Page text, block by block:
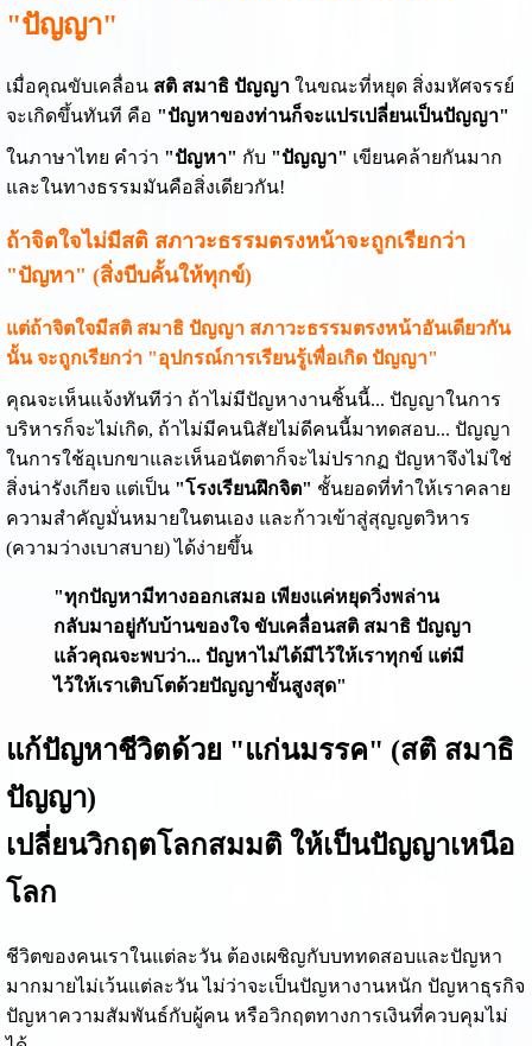
"ปัญญา"
เมื่อคุณขับเคลื่อน สติ สมาธิ ปัญญาในขณะที่หยุด สิ่งมหัศจรรย์
จะเกิดขึ้นทันที คือ "ปัญหาของท่านก็จะแปรเปลี่ยนเป็นปัญญา"
ในภาษาไทย คำว่า "ปัญหา" กับ "ปัญญา" เขียนคล้ายกันมาก
และในทางธรรมมันคือสิ่งเดียวกัน!
ถ้าจิตใจไม่มีสติ สภาวะธรรมตรงหน้าจะถูกเรียกว่า
"ปัญหา" (สิ่งบีบคั้นให้ทุกข์)
แต่ถ้าจิตใจมีสติ สมาธิ ปัญญา สภาวะธรรมตรงหน้าอันเดียวกัน
นั้น จะถูกเรียกว่า "อุปกรณ์การเรียนรู้เพื่อเกิด ปัญญา"
คุณจะเห็นแจ้งทันทีว่า ถ้าไม่มีปัญหางานชิ้นนี้... ปัญญาในการ
บริหารก็จะไม่เกิด, ถ้าไม่มีคนนิสัยไม่ดีคนนี้มาทดสอบ... ปัญญา
ในการใช้อุเบกขาและเห็นอนัตตาก็จะไม่ปรากฏ ปัญหาจึงไม่ใช่
สิ่งน่ารังเกียจ แต่เป็น "โรงเรียนฝึกจิต" ชั้นยอดที่ทำให้เราคลาย
ความสำคัญมั่นหมายในตนเอง และก้าวเข้าสู่สุญญตวิหาร
(ความว่างเบาสบาย) ได้ง่ายขึ้น
"ทุกปัญหามีทางออกเสมอ เพียงแค่หยุดวิ่งพล่าน
กลับมาอยู่กับบ้านของใจ ขับเคลื่อนสติ สมาธิ ปัญญา
แล้วคุณจะพบว่า... ปัญหาไม่ได้มีไว้ให้เราทุกข์ แต่มี
ไว้ให้เราเติบโตด้วยปัญญาขั้นสูงสุด"
แก้ปัญหาชีวิตด้วย "แก่นมรรค" (สติ สมาธิ
ปัญญา)
เปลี่ยนวิกฤตโลกสมมติ ให้เป็นปัญญาเหนือ
โลก
ชีวิตของคนเราในแต่ละวัน ต้องเผชิญกับบททดสอบและปัญหา
มากมายไม่เว้นแต่ละวัน ไม่ว่าจะเป็นปัญหางานหนัก ปัญหาธุรกิจ
ปัญหาความสัมพันธ์กับผู้คน หรือวิกฤตทางการเงินที่ควบคุมไม่